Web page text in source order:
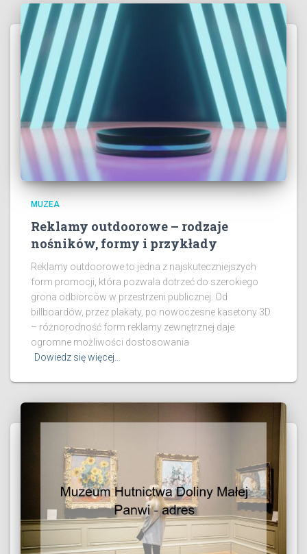
MUZEA
Reklamy outdoorowe – rodzaje
nośników, formy i przykłady
Reklamy outdoorowe to jedna z najskuteczniejszych
form promocji, która pozwala dotrzeć do szerokiego
grona odbiorców w przestrzeni publicznej. Od
billboardów, przez plakaty, po nowoczesne kasetony 3D
– różnorodność form reklamy zewnętrznej daje
ogromne możliwości dostosowania
Dowiedz się więcej…